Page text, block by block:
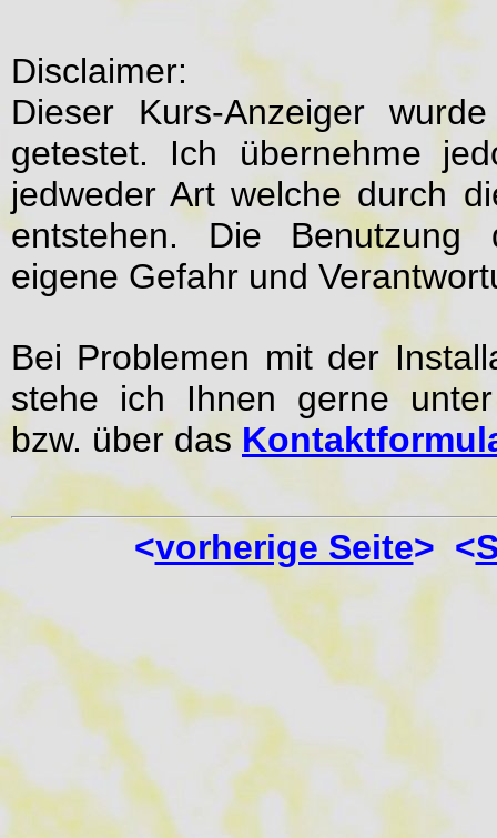
Disclaimer:
Dieser Kurs-Anzeiger
getestet. Ich übernehme
jedweder Art welche durch
entstehen. Die Benutzung
eigene Gefahr und
Bei Problemen mit der
stehe ich Ihnen gerne
bzw. über das
<vorherige Seite> <